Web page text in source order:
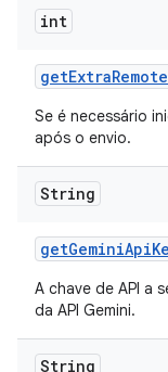
int
getExtraRemote
Se é necessário
após o envio.
String
getGeminiApi
A chave de API a
da API Gemini.
String